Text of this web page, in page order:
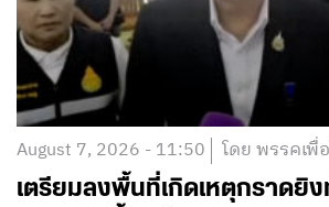
August 7, 2026 - 11:50 โดย พรรคเพื่
เตรียมลงพื้นที่เกิดเหตุกราดยิ